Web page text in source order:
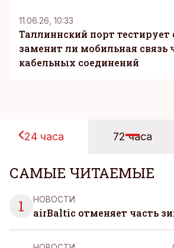
11.06.26, 10:33
Таллиннский порт тестирует
заменит ли мобильная связь
кабельных соединений
24 часа 72 часа
САМЫЕ ЧИТАЕМЫЕ
1
НОВОСТИ
airBaltic отменяет часть